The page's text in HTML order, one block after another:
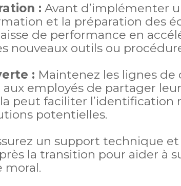
: Avant d’implémenter
et la préparation des
de performance en
nouveaux outils ou
: Maintenez les lignes
employés de partager
peut faciliter l’identification
potentielles.
un support technique
la transition pour aider à
moral.